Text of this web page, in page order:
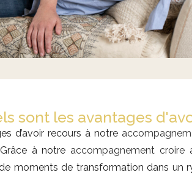
sont les avantages
d’avoir recours à notre
à notre accompagnement croire
de moments de transformation dans un